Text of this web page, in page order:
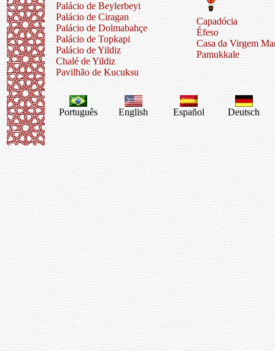
Palácio de Beylerbeyi
Palácio de Ciragan
Palácio de Dolmabahçe
Palácio de Topkapi
Palácio de Yildiz
Chalé de Yildiz
Pavilhão de Kucuksu
Capadócia
Éfeso
Casa da Virgem
Pamukkale
Português English Español Deutsch